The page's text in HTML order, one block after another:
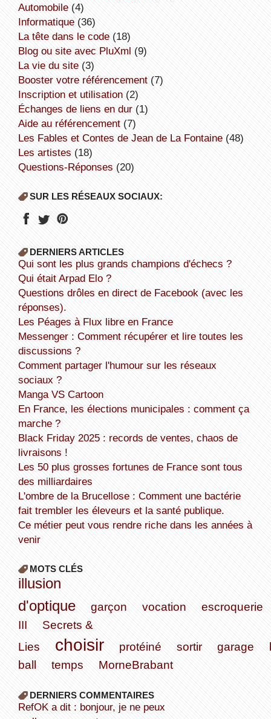
Automobile(4)
informatique(36)
la tête dans le code(18)
Blog ou site avec PluXml (9)
la vie du site(3)
booster votre référencement(7)
inscription et utilisation(2)
échanges de liens en dur(1)
aide au référencement(7)
Les Fables et Contes de Jean de La Fontaine(48)
Les artistes (18)
Questions-Réponses (20)
SUR LES RÉSEAUX SOCIAUX:
DERNIERS ARTICLES
Qui sont les plus grands champions d'échecs ?
Qui était Arpad Elo ?
Questions drôles en direct de Facebook (avec les
réponses).
Les Péages à Flux libre en France
Messenger : Comment récupérer et lire toutes les
discussions ?
Comment partager l'humour sur les réseaux
sociaux ?
Manga VS Cartoon
En France, les élections municipales : comment ça
marche ?
Black Friday 2025 : records de ventes, chaos de
livraisons !
Les 50 plus grosses fortunes de France sont tous
des milliardaires
L'ombre de la Brucellose : Comment une bactérie
fait trembler les éleveurs et la santé publique.
Ce métier peut vous rendre riche dans les années à
venir
MOTS CLÉS
illusion
d'optique
garçon vocation
escroquerie
III
Secrets &
Lies
choisir protéiné sortir garage
ball
temps MorneBrabant
DERNIERS COMMENTAIRES
refOK a dit : bonjour, je ne peux